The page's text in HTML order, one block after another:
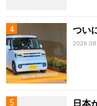
つい
日本